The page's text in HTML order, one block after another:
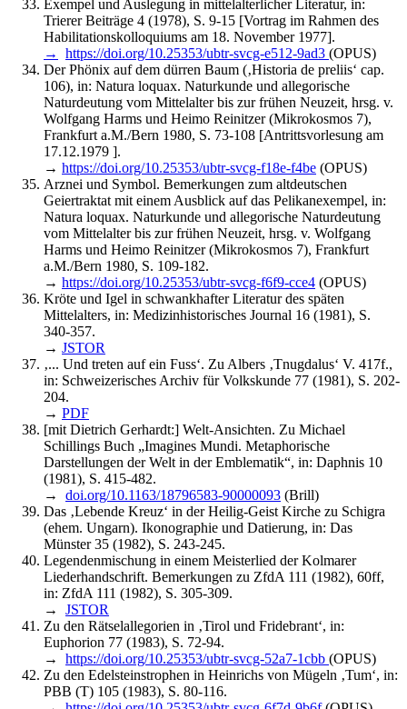
Exempel und Auslegung in mittelalterlicher Literatur, in:
Trierer Beiträge 4 (1978), S. 9-15 [Vortrag im Rahmen des
Habilitationskolloquiums am 18. November 1977].
→
https://doi.org/10.25353/ubtr-svcg-e512-9ad3 (OPUS)
Der Phönix auf dem dürren Baum (‚Historia de preliis‘ cap.
106), in: Natura loquax. Naturkunde und allegorische
Naturdeutung vom Mittelalter bis zur frühen Neuzeit, hrsg. v.
Wolfgang Harms und Heimo Reinitzer (Mikrokosmos 7),
Frankfurt a.M./Bern 1980, S. 73-108 [Antrittsvorlesung am
17.12.1979 ].
→ https://doi.org/10.25353/ubtr-svcg-f18e-f4be (OPUS)
Arznei und Symbol. Bemerkungen zum altdeutschen
Geiertraktat mit einem Ausblick auf das Pelikanexempel, in:
Natura loquax. Naturkunde und allegorische Naturdeutung
vom Mittelalter bis zur frühen Neuzeit, hrsg. v. Wolfgang
Harms und Heimo Reinitzer (Mikrokosmos 7), Frankfurt
a.M./Bern 1980, S. 109-182.
→ https://doi.org/10.25353/ubtr-svcg-f6f9-cce4 (OPUS)
Kröte und Igel in schwankhafter Literatur des späten
Mittelalters, in: Medizinhistorisches Journal 16 (1981), S.
340-357.
→ JSTOR
‚... Und treten auf ein Fuss‘. Zu Albers ‚Tnugdalus‘ V. 417f.,
in: Schweizerisches Archiv für Volkskunde 77 (1981), S. 202-
204.
→ PDF
[mit Dietrich Gerhardt:] Welt-Ansichten. Zu Michael
Schillings Buch „Imagines Mundi. Metaphorische
Darstellungen der Welt in der Emblematik“, in: Daphnis 10
(1981), S. 415-482.
→ doi.org/10.1163/18796583-90000093 (Brill)
Das ‚Lebende Kreuz‘ in der Heilig-Geist Kirche zu Schigra
(ehem. Ungarn). Ikonographie und Datierung, in: Das
Münster 35 (1982), S. 243-245.
Legendenmischung in einem Meisterlied der Kolmarer
Liederhandschrift. Bemerkungen zu ZfdA 111 (1982), 60ff,
in: ZfdA 111 (1982), S. 305-309.
→ JSTOR
Zu den Rätselallegorien in ‚Tirol und Fridebrant‘, in:
Euphorion 77 (1983), S. 72-94.
→ https://doi.org/10.25353/ubtr-svcg-52a7-1cbb (OPUS)
Zu den Edelsteinstrophen in Heinrichs von Mügeln ‚Tum‘, in:
PBB (T) 105 (1983), S. 80-116.